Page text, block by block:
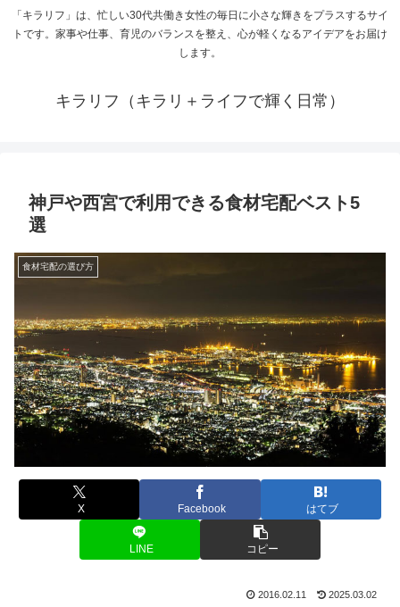
「キラリフ」は、忙しい30代共働き女性の毎日に小さな輝きをプラスするサイ
トです。家事や仕事、育児のバランスを整え、心が軽くなるアイデアをお届け
します。
キラリフ（キラリ＋ライフで輝く日常）
神戸や西宮で利用できる食材宅配ベスト5
選
食材宅配の選び方
X Facebook はてブ
LINE コピー
2016.02.11 2025.03.02